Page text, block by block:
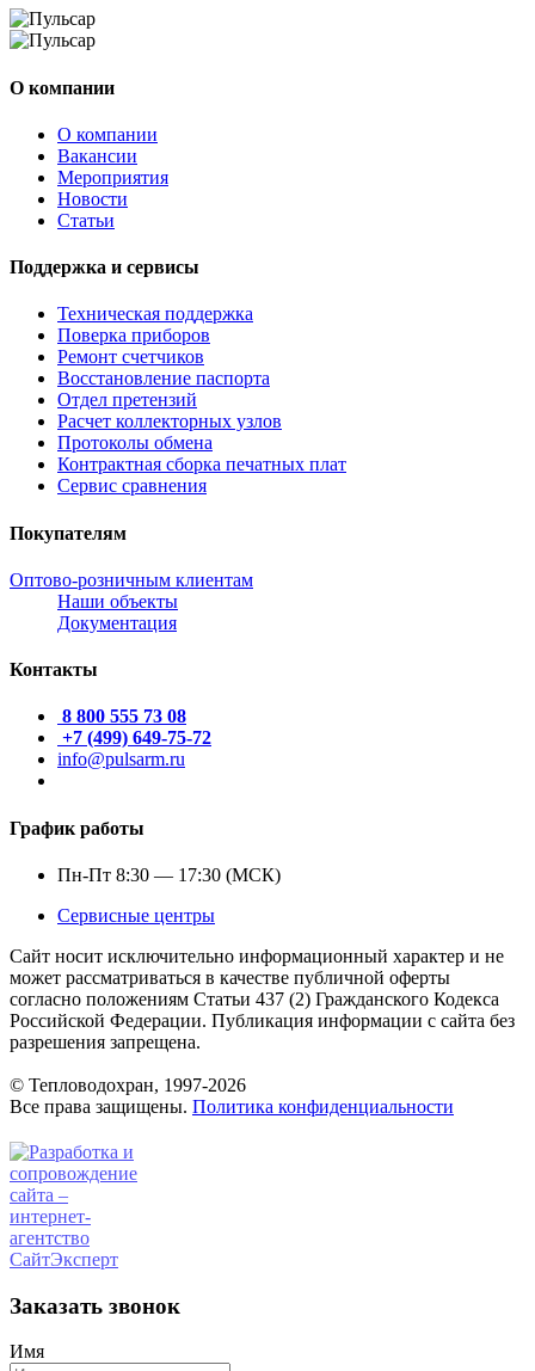
О компании
О компании
Вакансии
Мероприятия
Новости
Статьи
Поддержка и сервисы
Техническая поддержка
Поверка приборов
Ремонт счетчиков
Восстановление паспорта
Отдел претензий
Расчет коллекторных узлов
Протоколы обмена
Контрактная сборка печатных плат
Сервис сравнения
Покупателям
Оптово-розничным клиентам
Наши объекты
Документация
Контакты
8 800 555 73 08
+7 (499) 649-75-72
info@pulsarm.ru
График работы
Пн-Пт 8:30 — 17:30 (МСК)
Сервисные центры
Сайт носит исключительно информационный характер и не
может рассматриваться в качестве публичной оферты
согласно положениям Статьи 437 (2) Гражданского Кодекса
Российской Федерации. Публикация информации с сайта без
разрешения запрещена.
© Тепловодохран, 1997-2026
Все права защищены. Политика конфиденциальности
Заказать звонок
Имя